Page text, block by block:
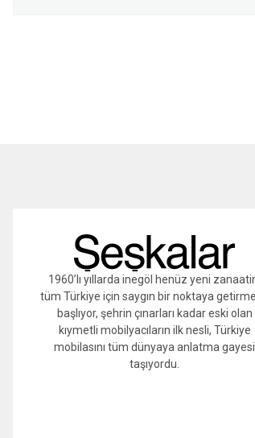
1960’lı yıllarda inegöl henüz yeni
tüm Türkiye için saygın bir noktaya
başlıyor, şehrin çınarları kadar eski olan
kıymetli mobilyacıların ilk nesli, Türkiye
mobilasını tüm dünyaya anlatma gayesi
taşıyordu.